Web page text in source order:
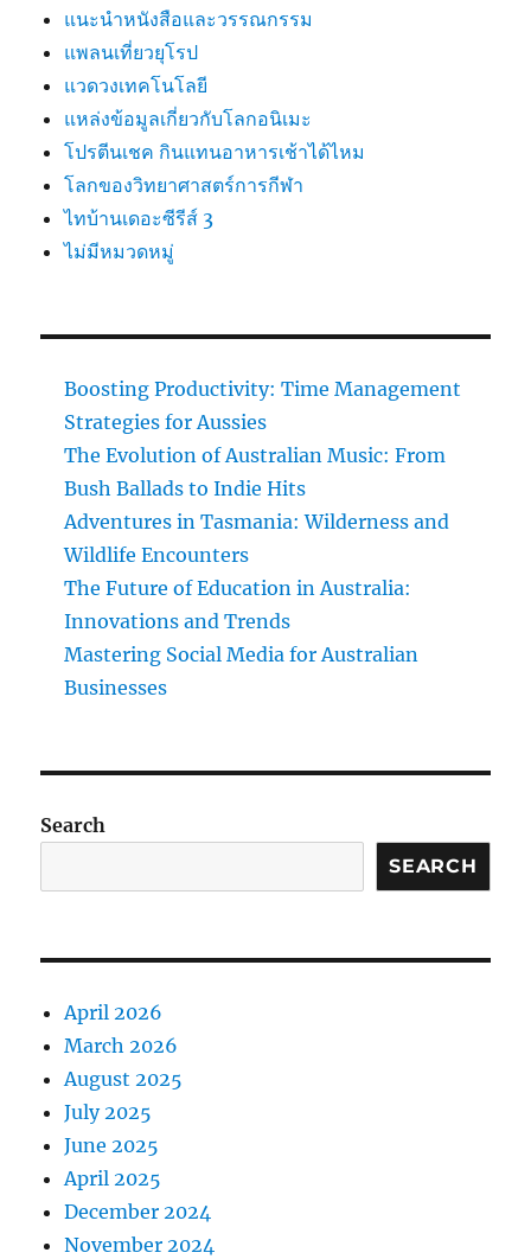
แนะนำหนังสือและวรรณกรรม
แพลนเที่ยวยุโรป
แวดวงเทคโนโลยี
แหล่งข้อมูลเกี่ยวกับโลกอนิเมะ
โปรตีนเชค กินแทนอาหารเช้าได้ไหม
โลกของวิทยาศาสตร์การกีฬา
ไทบ้านเดอะซีรีส์ 3
ไม่มีหมวดหมู่
Boosting Productivity: Time Management
Strategies for Aussies
The Evolution of Australian Music: From
Bush Ballads to Indie Hits
Adventures in Tasmania: Wilderness and
Wildlife Encounters
The Future of Education in Australia:
Innovations and Trends
Mastering Social Media for Australian
Businesses
Search
SEARCH
April 2026
March 2026
August 2025
July 2025
June 2025
April 2025
December 2024
November 2024